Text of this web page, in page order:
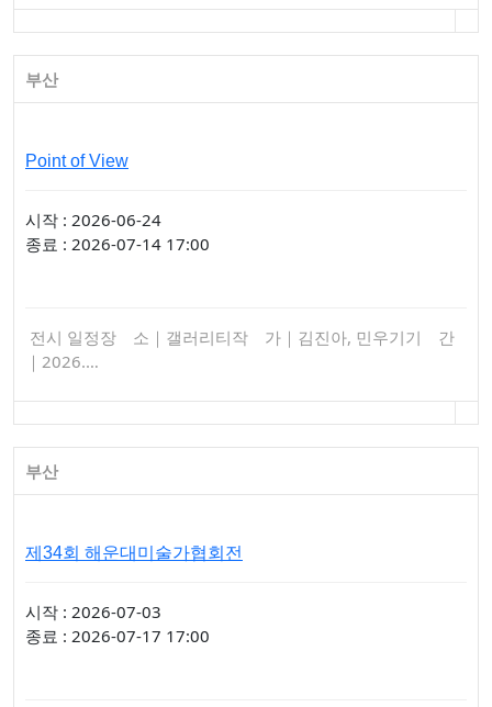
부산
Point of View
시작 : 2026-06-24
종료 : 2026-07-14 17:00
전시 일정장 소｜갤러리티작 가｜김진아, 민우기기 간
｜2026.…
부산
제34회 해운대미술가협회전
시작 : 2026-07-03
종료 : 2026-07-17 17:00